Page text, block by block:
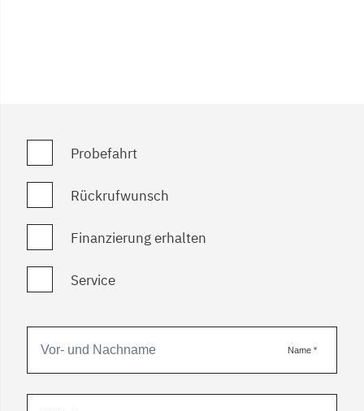
Probefahrt
Rückrufwunsch
Finanzierung erhalten
Service
Name *